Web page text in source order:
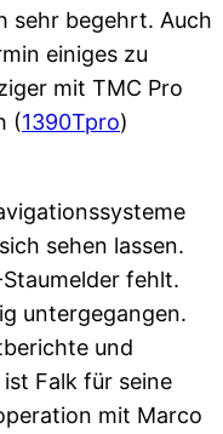
sehr begehrt. Auch
einiges zu
mit TMC Pro
(1390Tpro)
sehen lassen.
fehlt.
untergegangen.
und
Falk für seine
mit Marco